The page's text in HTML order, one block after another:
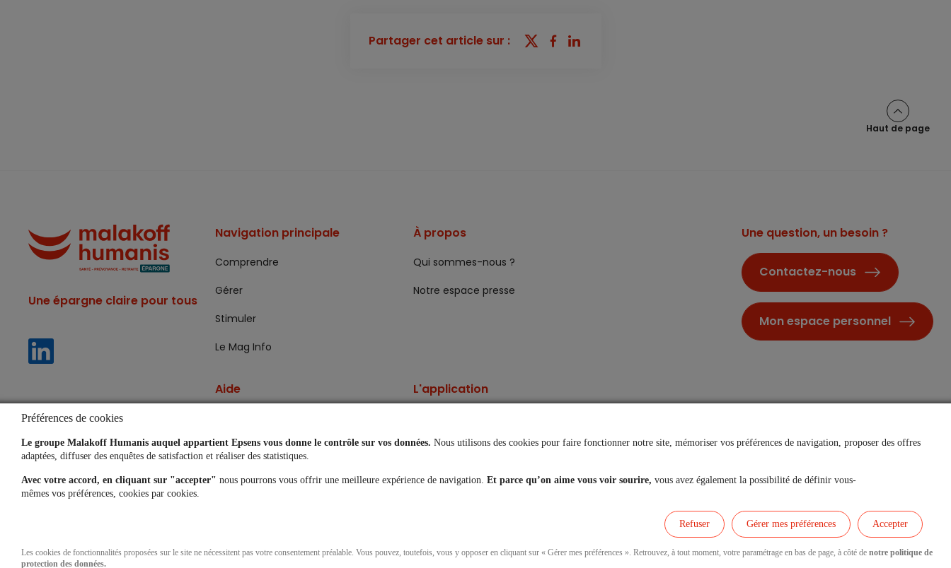
Nous contacter
Accessibilité et Mode écologique
Partager cet article sur :
Haut de page
Une épargne claire pour tous
À propos
Qui sommes-nous ?
Notre espace presse
Navigation principale
Comprendre
Gérer
Stimuler
Le Mag Info
Aide
Questions fréquentes
Simulateurs
Une question, un besoin ?
Contactez-nous
Mon espace personnel
L'application
à portée de main
Préférences de cookies
Le groupe Malakoff Humanis auquel appartient Epsens vous donne le contrôle sur vos données. Nous utilisons des cookies pour faire fonctionner notre site, mémoriser vos préférences de navigation, proposer des offres
adaptées, diffuser des enquêtes de satisfaction et réaliser des statistiques.
Avec votre accord, en cliquant sur "accepter" nous pourrons vous offrir une meilleure expérience de navigation. Et parce qu’on aime vous voir sourire, vous avez également la possibilité de définir vous-
mêmes vos préférences, cookies par cookies.
Les cookies de fonctionnalités proposées sur le site ne nécessitent pas votre consentement préalable. Vous pouvez, toutefois, vous y opposer en cliquant sur « Gérer mes préférences ». Retrouvez, à tout moment, votre paramétrage en bas de page, à côté de notre politique de
protection des données.
Refuser Gérer mes préférences Accepter